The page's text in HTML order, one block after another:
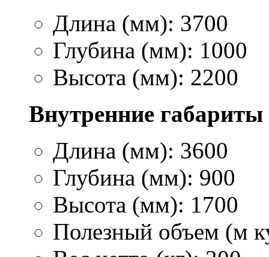
Длина (мм): 3700
Глубина (мм): 1000
Высота (мм): 2200
Внутренние габариты
Длина (мм): 3600
Глубина (мм): 900
Высота (мм): 1700
Полезный объем (м